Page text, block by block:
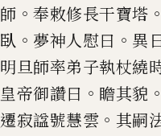
師 。奉敕修長干寶塔
臥 。 夢神人慰曰 。 異
明旦師率弟子執杖繞
皇帝御讚曰 。 瞻其貌
遷寂諡號慧雲 。 其嗣